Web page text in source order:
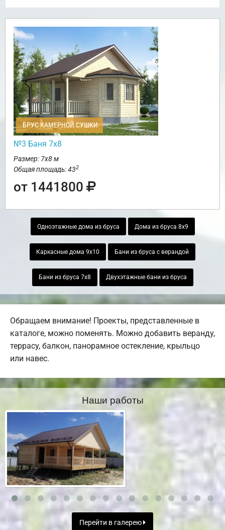
БРУС КАМЕРНОЙ СУШКИ
№3 Баня 7х8
Размер: 7х8 м
Общая площадь: 432
от 1441800
Одноэтажные дома из бруса Дома из бруса 8х9
Каркасные дома 9х10 Бани из бруса с верандой
Бани из бруса 7х8 Двухэтажные бани из бруса
Обращаем внимание! Проекты, представленные в
каталоге, можно поменять. Можно добавить веранду,
террасу, балкон, панорамное остекление, крыльцо
или навес.
Наши работы
Перейти в галерею